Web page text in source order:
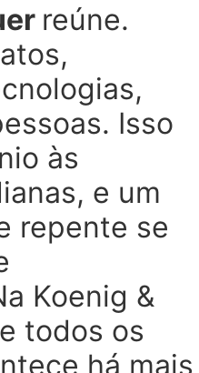
reúne.
Isso
às
e um
repente se
Koenig &
todos os
há mais